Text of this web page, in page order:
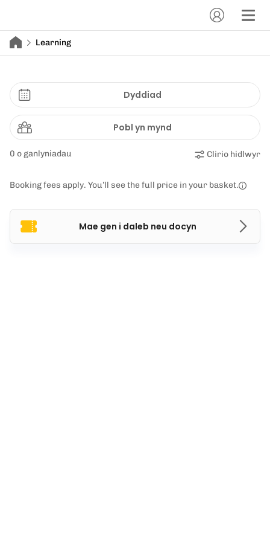
Learning
Dyddiad
Pobl yn mynd
0 o ganlyniadau Clirio hidlwyr
Booking fees apply. You’ll see the full price in your basket.
Mae gen i daleb neu docyn